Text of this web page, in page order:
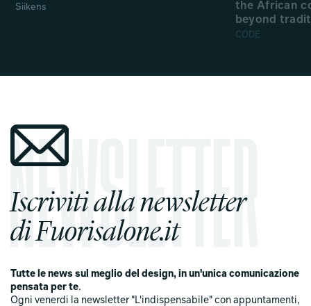
Siikens
the African
beyond
CODE
Iscriviti alla newsletter
di Fuorisalone.it
Tutte le news sul meglio del design, in un'unica comunicazione
pensata per te.
Ogni venerdi la newsletter "L'indispensabile" con appuntamenti,